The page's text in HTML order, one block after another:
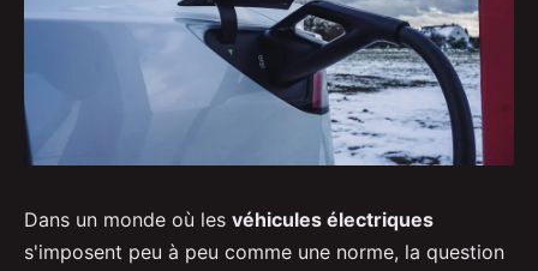
Dans un monde où les véhicules électriques
s'imposent peu à peu comme une norme, la question